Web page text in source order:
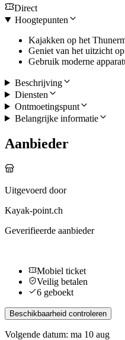
Direct
Hoogtepunten
Kajakken op het
Geniet van het uitzicht
Gebruik moderne
Beschrijving
Diensten
Ontmoetingspunt
Belangrijke informatie
Aanbieder
Uitgevoerd door
Kayak-point.ch
Geverifieerde aanbieder
Mobiel ticket
Veilig betalen
6 geboekt
Beschikbaarheid controleren
Volgende datum: ma 10 aug